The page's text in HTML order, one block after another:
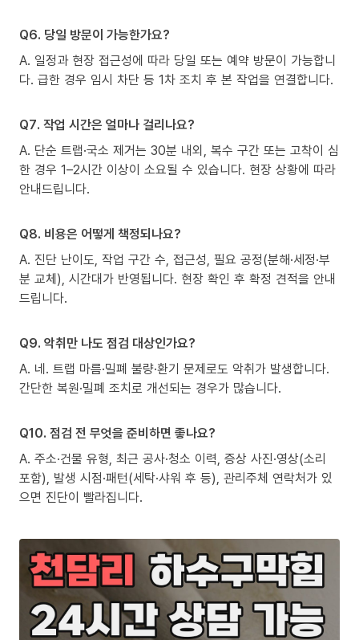
Q6. 당일 방문이 가능한가요?
A. 일정과 현장 접근성에 따라 당일 또는 예약 방문이 가능합니
다. 급한 경우 임시 차단 등 1차 조치 후 본 작업을 연결합니다.
Q7. 작업 시간은 얼마나 걸리나요?
A. 단순 트랩·국소 제거는 30분 내외, 복수 구간 또는 고착이 심
한 경우 1–2시간 이상이 소요될 수 있습니다. 현장 상황에 따라
안내드립니다.
Q8. 비용은 어떻게 책정되나요?
A. 진단 난이도, 작업 구간 수, 접근성, 필요 공정(분해·세정·부
분 교체), 시간대가 반영됩니다. 현장 확인 후 확정 견적을 안내
드립니다.
Q9. 악취만 나도 점검 대상인가요?
A. 네. 트랩 마름·밀폐 불량·환기 문제로도 악취가 발생합니다.
간단한 복원·밀폐 조치로 개선되는 경우가 많습니다.
Q10. 점검 전 무엇을 준비하면 좋나요?
A. 주소·건물 유형, 최근 공사·청소 이력, 증상 사진·영상(소리
포함), 발생 시점·패턴(세탁·샤워 후 등), 관리주체 연락처가 있
으면 진단이 빨라집니다.